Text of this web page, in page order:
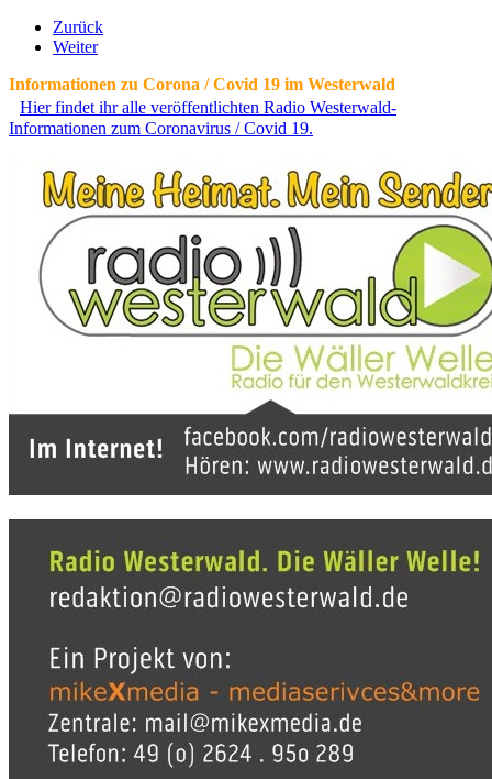
Zurück
Weiter
Informationen zu Corona / Covid 19 im Westerwald
Hier findet ihr alle veröffentlichten Radio Westerwald-
Informationen zum Coronavirus / Covid 19.